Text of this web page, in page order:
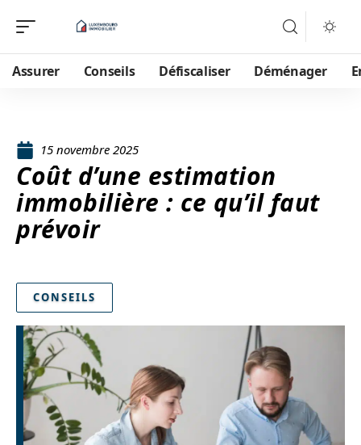
Assurer Conseils Défiscaliser Déménager
15 novembre 2025
Coût d’une estimation
immobilière : ce qu’il faut
prévoir
CONSEILS